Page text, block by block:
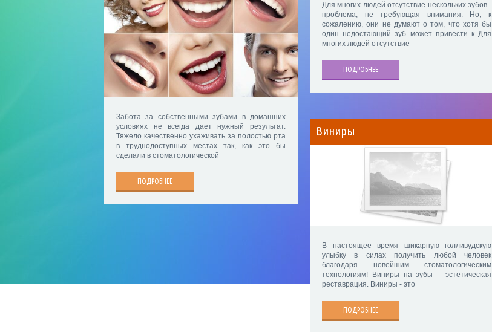
Забота за собственными зубами в домашних
условиях не всегда дает нужный результат.
Тяжело качественно ухаживать за полостью рта
в труднодоступных местах так, как это бы
сделали в стоматологической
ПОДРОБНЕЕ
Для многих людей отсутствие нескольких зубов–
проблема, не требующая внимания. Но, к
сожалению, они не думают о том, что хотя бы
один недостающий зуб может привести к Для
многих людей отсутствие
ПОДРОБНЕЕ
Виниры
В настоящее время шикарную голливудскую
улыбку в силах получить любой человек
благодаря новейшим стоматологическим
технологиям! Виниры на зубы – эстетическая
реставрация. Виниры - это
ПОДРОБНЕЕ